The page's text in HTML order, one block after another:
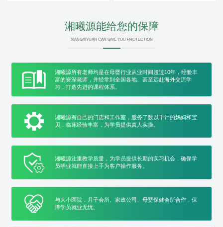
源
湘曦源能给您的保障
XIANGXIYUAN CAN GIVE YOU PROTECTION
湘曦源所有老师均是在母婴行业从业时间超过10年，经验丰
富的资深老师，并经常到全国各地、甚至远赴海外交流学
习，打造先进的课程体系。
湘曦源有自己的门店和工作室，服务了数以千计的妈妈和宝
贝，临床经验丰富，为学员提供真人实操。
湘曦源注重教学质量，为学员提供长期的实习机会，确保学
员毕业就能直接上手为客户操作服务。
与大小医院，月子会所、家政公司、母婴保健会所合作，保
障学员就业无忧。